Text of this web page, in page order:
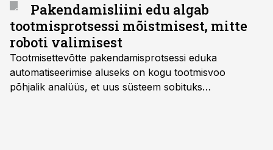
Pakendamisliini edu algab
tootmisprotsessi mõistmisest, mitte
roboti valimisest
Tootmisettevõtte pakendamisprotsessi eduka
automatiseerimise aluseks on kogu tootmisvoo
põhjalik analüüs, et uus süsteem sobituks